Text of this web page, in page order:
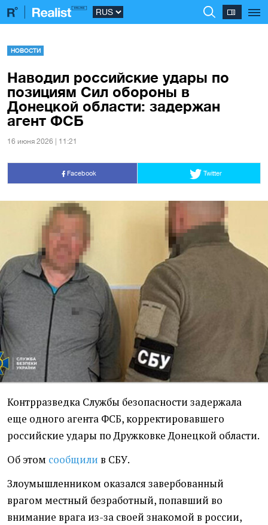
НОВОСТИ
Наводил российские удары по
позициям Сил обороны в
Донецкой области: задержан
агент ФСБ
16 июня 2026 | 11:21
Facebook Twitter
Контрразведка Службы безопасности задержала
еще одного агента ФСБ, корректировавшего
российские удары по Дружковке Донецкой области.
Об этом сообщили в СБУ.
Злоумышленником оказался завербованный
врагом местный безработный, попавший во
внимание врага из-за своей знакомой в россии,